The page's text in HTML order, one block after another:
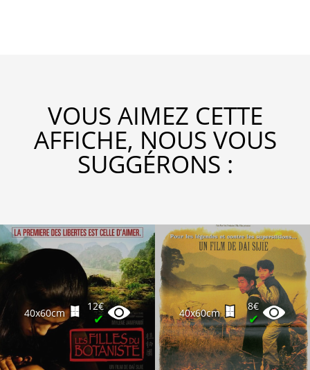
VOUS AIMEZ CETTE
AFFICHE, NOUS VOUS
SUGGÉRONS :
40x60cm
12€
✔ 40x60cm
8€
✔